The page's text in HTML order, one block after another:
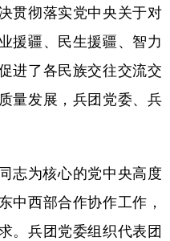
贯彻落实党中央关于对
援疆、民生援疆、智力
进了各民族交往交流交
量发展，兵团党委、兵
为核心的党中央高度
中西部合作协作工作，
。兵团党委组织代表团